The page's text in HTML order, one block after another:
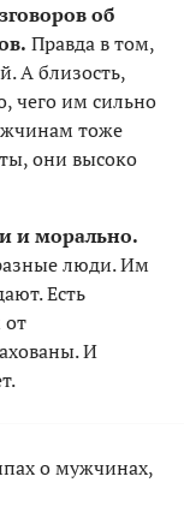
об
Правда в том,
А близость,
чего им сильно
тоже
они высоко
и морально.
люди. Им
Есть
от
И
о мужчинах,